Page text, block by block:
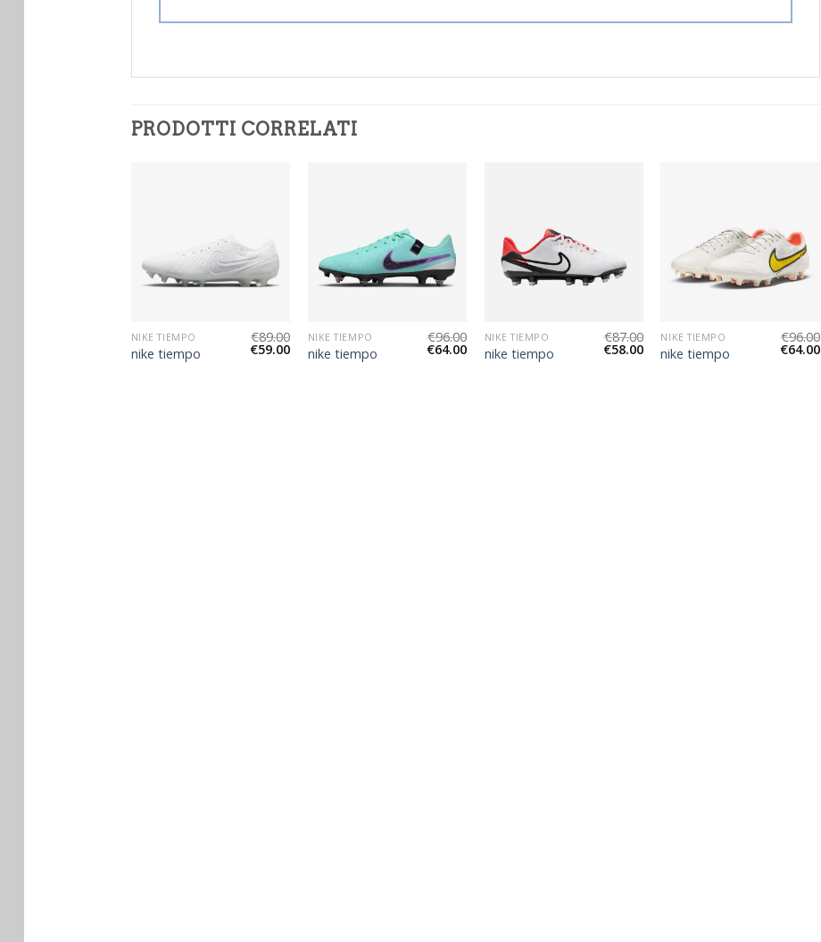
PRODOTTI CORRELATI
NIKE TIEMPO
nike tiempo
€89.00
€59.00
NIKE TIEMPO
nike tiempo
€96.00
€64.00
NIKE TIEMPO
nike tiempo
€87.00
€58.00
NIKE TIEMPO
nike tiempo
€96.00
€64.00